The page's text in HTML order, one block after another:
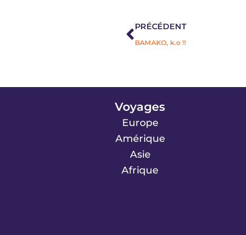
Précédent
PRÉCÉDENT
BAMAKO, k.o !!
Voyages
Europe
Amérique
Asie
Afrique